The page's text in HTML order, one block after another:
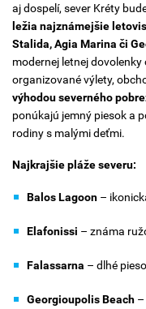
aj dospelí, sever Kréty
ležia najznámejšie
Stalida, Agia Marina či
modernej letnej
organizované výlety,
výhodou severného
ponúkajú jemný piesok a
rodiny s malými deťmi.
Najkrajšie pláže severu:
Balos Lagoon –
Elafonissi – známa
Falassarna – dlhé
Georgioupolis Beach